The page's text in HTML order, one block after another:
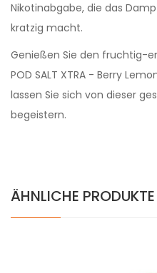
Nikotinabgabe, die das
kratzig macht.
Genießen Sie den fruchtig-
POD SALT XTRA - Berry
lassen Sie sich von dieser
begeistern.
ÄHNLICHE PRODUKTE